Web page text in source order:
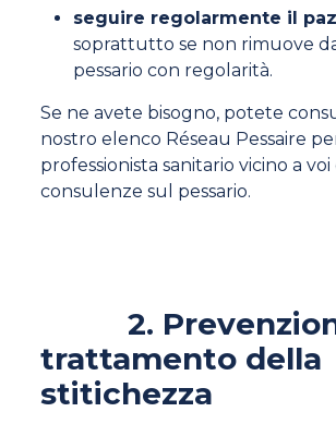
seguire regolarmente il
soprattutto se non rimuove da
pessario con regolarità.
Se ne avete bisogno, potete
nostro elenco Réseau Pessaire
professionista sanitario vicino a
consulenze sul pessario.
2.
trattamento della
stitichezza